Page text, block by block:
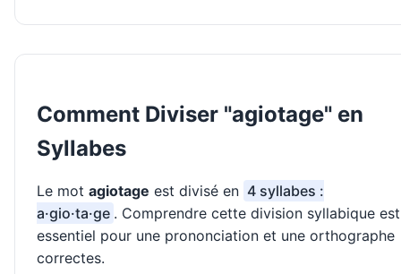
Comment Diviser "agiotage" en
Syllabes
Le mot agiotage est divisé en 4 syllabes :
a·gio·ta·ge . Comprendre cette division syllabique est
essentiel pour une prononciation et une orthographe
correctes.